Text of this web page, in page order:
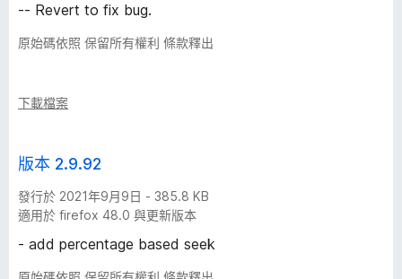
-- Revert to fix bug.
原始碼依照 保留所有權利 條款釋出
下載檔案
版本 2.9.92
發行於 2021年9月9日 - 385.8 KB
適用於 firefox 48.0 與更新版本
- add percentage based seek